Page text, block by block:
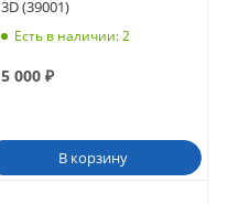
3D (39001)
Есть в наличии: 2
5 000₽
В корзину